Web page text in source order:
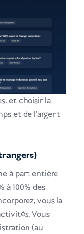
et choisir la
et de l'argent
à part entière
à 100% des
vous la
Vous
(au